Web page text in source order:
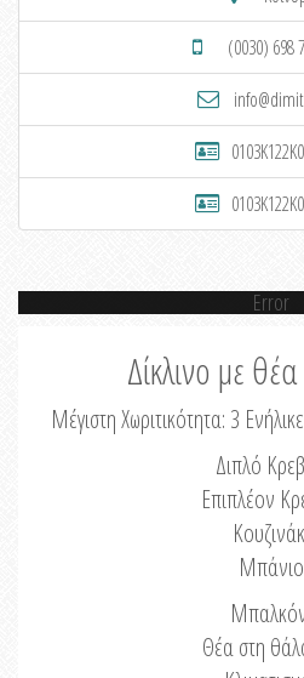
(0030) 698
Error
Δίκλινο με
Μέγιστη Χωριτικότητα: 3
Διπλό
Επιπλέον
Μπάνιο
Θέα στη